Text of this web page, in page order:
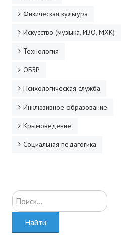
Физическая культура
Искусство (музыка, ИЗО, МХК)
Технология
ОБЗР
Психологическая служба
Инклюзивное образование
Крымоведение
Социальная педагогика
Искать...
Найти